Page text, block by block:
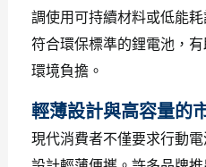
調使用可持續材料或低能
符合環保標準的鋰電池，
環境負擔。
輕薄設計與高容量的
現代消費者不僅要求行動